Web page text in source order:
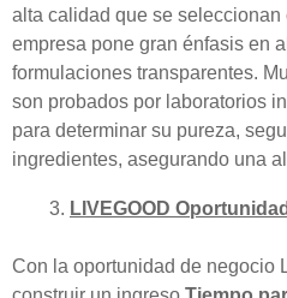
alta calidad que se seleccionan
empresa pone gran énfasis en
formulaciones transparentes.
son probados por laboratorios
para determinar su pureza,
ingredientes, asegurando una
LIVEGOOD
Con la oportunidad de negocio